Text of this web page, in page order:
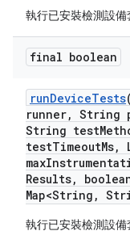
執行已安裝檢測設備
final boolean
runDeviceTests(
runner, String
String test
testTimeoutMs,
max
Results,
Map<String ,
執行已安裝檢測設備